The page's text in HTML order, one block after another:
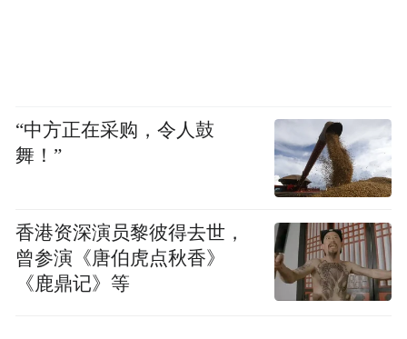
“中方正在采购，令人鼓
舞！”
香港资深演员黎彼得去世，
曾参演《唐伯虎点秋香》
《鹿鼎记》等